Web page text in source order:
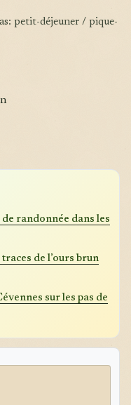
randonnée dans les
de l’ours brun
sur les pas de